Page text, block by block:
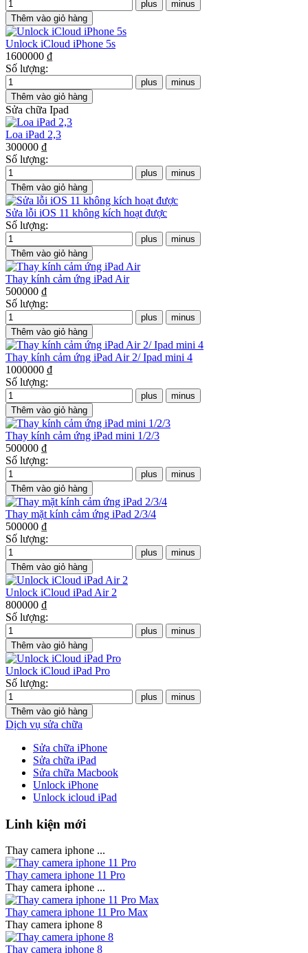
Unlock iCloud iPhone 5s
1600000 ₫
Số lượng:
Sửa chữa Ipad
Loa iPad 2,3
300000 ₫
Số lượng:
Sửa lỗi iOS 11 không kích hoạt được
Số lượng:
Thay kính cảm ứng iPad Air
500000 ₫
Số lượng:
Thay kính cảm ứng iPad Air 2/ Ipad mini 4
1000000 ₫
Số lượng:
Thay kính cảm ứng iPad mini 1/2/3
500000 ₫
Số lượng:
Thay mặt kính cảm ứng iPad 2/3/4
500000 ₫
Số lượng:
Unlock iCloud iPad Air 2
800000 ₫
Số lượng:
Unlock iCloud iPad Pro
Số lượng:
Dịch vụ sửa chữa
Sửa chữa iPhone
Sửa chữa iPad
Sửa chữa Macbook
Unlock iPhone
Unlock icloud iPad
Linh kiện mới
Thay camera iphone ...
Thay camera iphone 11 Pro
Thay camera iphone ...
Thay camera iphone 11 Pro Max
Thay camera iphone 8
Thay camera iphone 8